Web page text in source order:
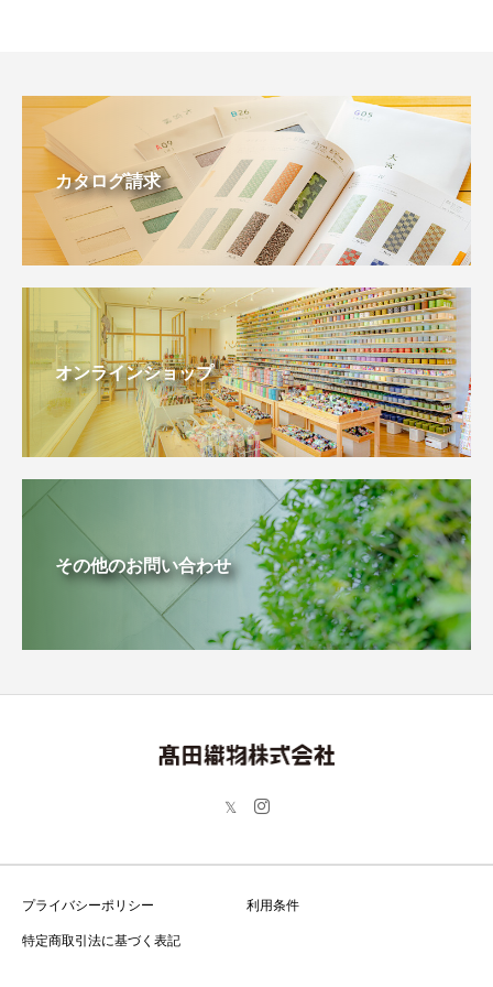
カタログ請求
オンラインショップ
その他のお問い合わせ
プライバシーポリシー
利用条件
特定商取引法に基づく表記